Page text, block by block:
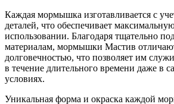
Каждая мормышка изготавливается с
деталей, что обеспечивает
использовании. Благодаря тщательно
материалам, мормышки Мастив
долговечностью, что позволяет им
в течение длительного времени даже в
условиях.
Уникальная форма и окраска каждой